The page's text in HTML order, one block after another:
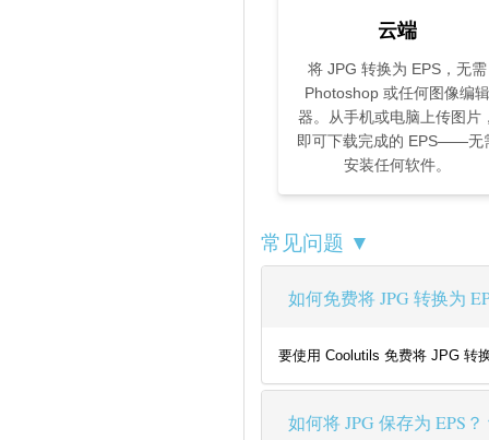
云端
将 JPG 转换为 EPS，无需
Photoshop 或任何图像编辑
器。从手机或电脑上传图片
即可下载完成的 EPS——无
安装任何软件。
常见问题 ▼
如何免费将 JPG 转换为
要使用 Coolutils 免费将 JPG 转
如何将 JPG 保存为 EPS？